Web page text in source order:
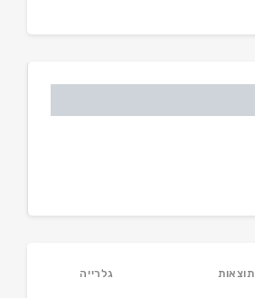
תוצאות גלרייה